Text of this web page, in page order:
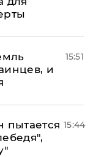
и
15:51
пытается 15:44